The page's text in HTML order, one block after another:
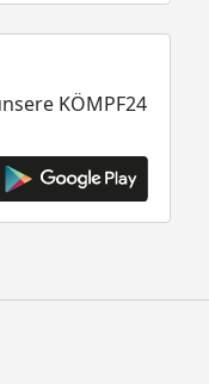
KÖMPF24